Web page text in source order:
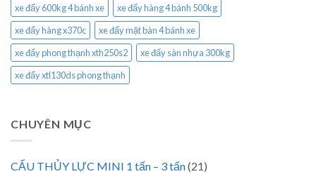
xe đẩy 600kg 4 bánh xe
xe đẩy hàng 4 bánh 500kg
xe đẩy hàng x370c
xe đẩy mặt bàn 4 bánh xe
xe đẩy phong thạnh xth250s2
xe đẩy sàn nhựa 300kg
xe đẩy xtl130ds phong thạnh
CHUYÊN MỤC
CẨU THỦY LỰC MINI 1 tấn – 3 tấn(21)